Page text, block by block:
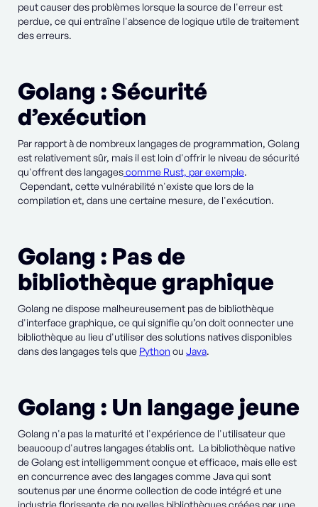
peut causer des problèmes lorsque la source de l'erreur est
perdue, ce qui entraîne l'absence de logique utile de traitement
des erreurs.
Golang : Sécurité
d’exécution
Par rapport à de nombreux langages de programmation, Golang
est relativement sûr, mais il est loin d'offrir le niveau de sécurité
qu'offrent des langagescomme Rust, par exemple.
Cependant, cette vulnérabilité n'existe que lors de la
compilation et, dans une certaine mesure, de l'exécution.
Golang : Pas de
bibliothèque graphique
Golang ne dispose malheureusement pas de bibliothèque
d'interface graphique, ce qui signifie qu’on doit connecter une
bibliothèque au lieu d'utiliser des solutions natives disponibles
dans des langages tels que Python ou Java.
Golang : Un langage jeune
Golang n'a pas la maturité et l'expérience de l'utilisateur que
beaucoup d'autres langages établis ont. La bibliothèque native
de Golang est intelligemment conçue et efficace, mais elle est
en concurrence avec des langages comme Java qui sont
soutenus par une énorme collection de code intégré et une
industrie florissante de nouvelles bibliothèques créées par une